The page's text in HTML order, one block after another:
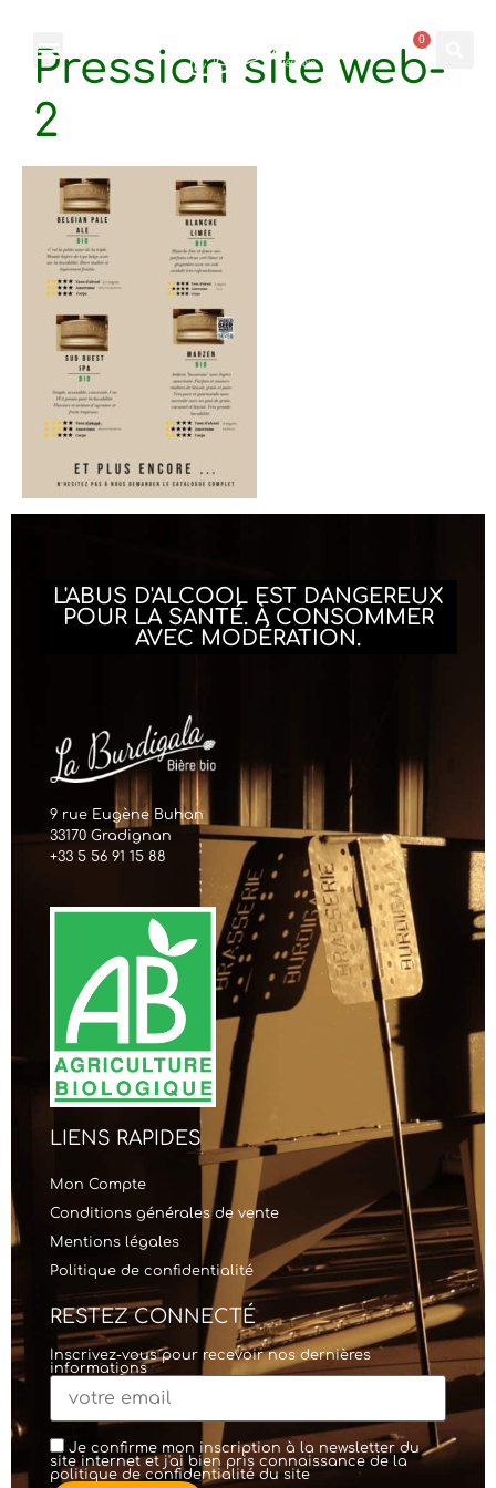
0
Pression site web-
2
L'ABUS D'ALCOOL EST DANGEREUX
POUR LA SANTÉ. À CONSOMMER
AVEC MODÉRATION.
9 rue Eugène Buhan
33170 Gradignan
+33 5 56 91 15 88
LIENS RAPIDES
Mon Compte
Conditions générales de vente
Mentions légales
Politique de confidentialité
RESTEZ CONNECTÉ
Inscrivez-vous pour recevoir nos dernières
informations
Je confirme mon inscription à la newsletter du
site internet et j'ai bien pris connaissance de la
politique de confidentialitédu site